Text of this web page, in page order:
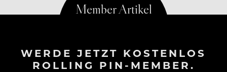
WERDE JETZT KOSTENLOS
ROLLING PIN-MEMBER.